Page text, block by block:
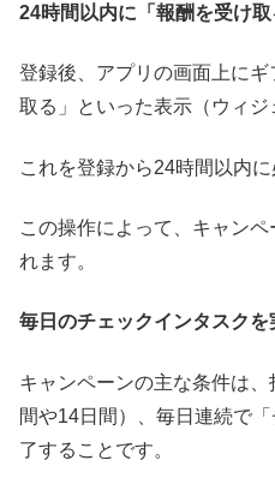
24時間以内に「報酬を受け
登録後、アプリの画面上に
取る」といった表示（ウィジ
これを登録から24時間以内
この操作によって、キャン
れます。
毎日のチェックインタスクを
キャンペーンの主な条件は
間や14日間）、毎日連続で
了することです。